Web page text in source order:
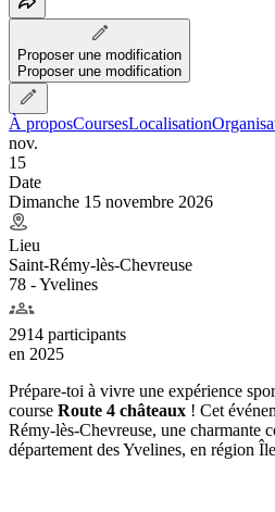
Proposer une modification
Proposer une modification
À proposCoursesLocalisation
nov.
15
Date
Dimanche 15 novembre 2026
Lieu
Saint-Rémy-lès-Chevreuse
78 - Yvelines
2914 participants
en 2025
Prépare-toi à vivre une expérience
course Route 4 châteaux ! Cet
Rémy-lès-Chevreuse, une charmante
département des Yvelines, en région